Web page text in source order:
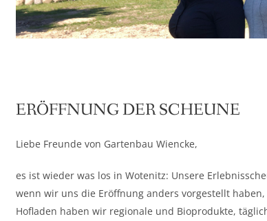
ERÖFFNUNG DER SCHEUNE
Liebe Freunde von Gartenbau Wiencke,
es ist wieder was los in Wotenitz: Unsere
wenn wir uns die Eröffnung anders vorgestellt
Hofladen haben wir regionale und Bioprodukte,